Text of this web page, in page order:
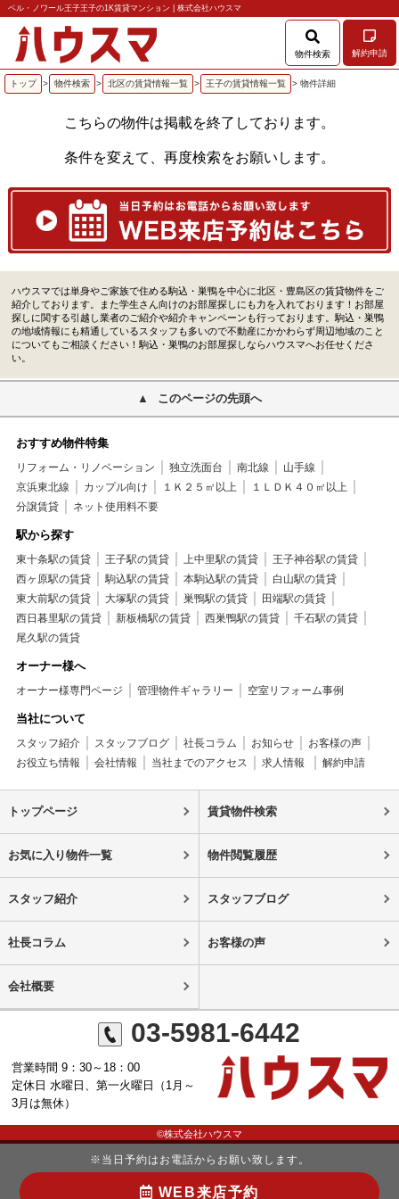
ベル・ノワール王子王子の1K賃貸マンション | 株式会社ハウスマ
物件検索 解約申請
トップ > 物件検索 > 北区の賃貸情報一覧 > 王子の賃貸情報一覧 > 物件詳細
こちらの物件は掲載を終了しております。
条件を変えて、再度検索をお願いします。
ハウスマでは単身やご家族で住める駒込・巣鴨を中心に北区・豊島区の賃貸物件をご
紹介しております。また学生さん向けのお部屋探しにも力を入れております！お部屋
探しに関する引越し業者のご紹介や紹介キャンペーンも行っております。駒込・巣鴨
の地域情報にも精通しているスタッフも多いので不動産にかかわらず周辺地域のこと
についてもご相談ください！駒込・巣鴨のお部屋探しならハウスマへお任せくださ
い。
このページの先頭へ
おすすめ物件特集
リフォーム・リノベーション 独立洗面台 南北線
山手線
京浜東北線
カップル向け １Ｋ２５㎡以上
１ＬＤＫ４０㎡以上
分譲賃貸
ネット使用料不要
駅から探す
東十条駅の賃貸 王子駅の賃貸 上中里駅の賃貸
王子神谷駅の賃貸
西ヶ原駅の賃貸
駒込駅の賃貸 本駒込駅の賃貸
白山駅の賃貸
東大前駅の賃貸
大塚駅の賃貸 巣鴨駅の賃貸
田端駅の賃貸
西日暮里駅の賃貸
新板橋駅の賃貸 西巣鴨駅の賃貸
千石駅の賃貸
尾久駅の賃貸
オーナー様へ
オーナー様専門ページ 管理物件ギャラリー 空室リフォーム事例
当社について
スタッフ紹介 スタッフブログ 社長コラム お知らせ
お客様の声
お役立ち情報
会社情報 当社までのアクセス 求人情報 解約申請
トップページ 賃貸物件検索
お気に入り物件一覧 物件閲覧履歴
スタッフ紹介 スタッフブログ
社長コラム お客様の声
会社概要
03-5981-6442
営業時間 9：30～18：00
定休日 水曜日、第一火曜日（1月～
3月は無休）
©株式会社ハウスマ
※当日予約はお電話からお願い致します。
WEB来店予約